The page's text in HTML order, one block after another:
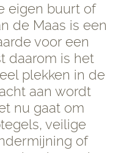
eigen buurt of
de Maas is een
voor een
daarom is het
plekken in de
aan wordt
nu gaat om
veilige
of